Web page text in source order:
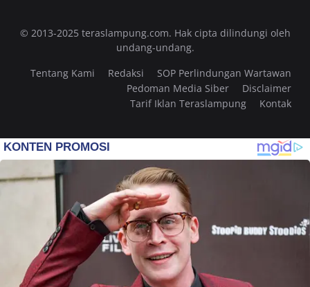
© 2013-2025 teraslampung.com. Hak cipta dilindungi oleh
undang-undang.
Tentang Kami
Redaksi
SOP Perlindungan Wartawan
Pedoman Media Siber
Disclaimer
Tarif Iklan Teraslampung
Kontak